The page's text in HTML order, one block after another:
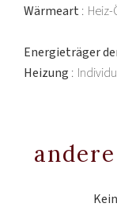
Wärmeart Heiz-
Energieträger
Heizung